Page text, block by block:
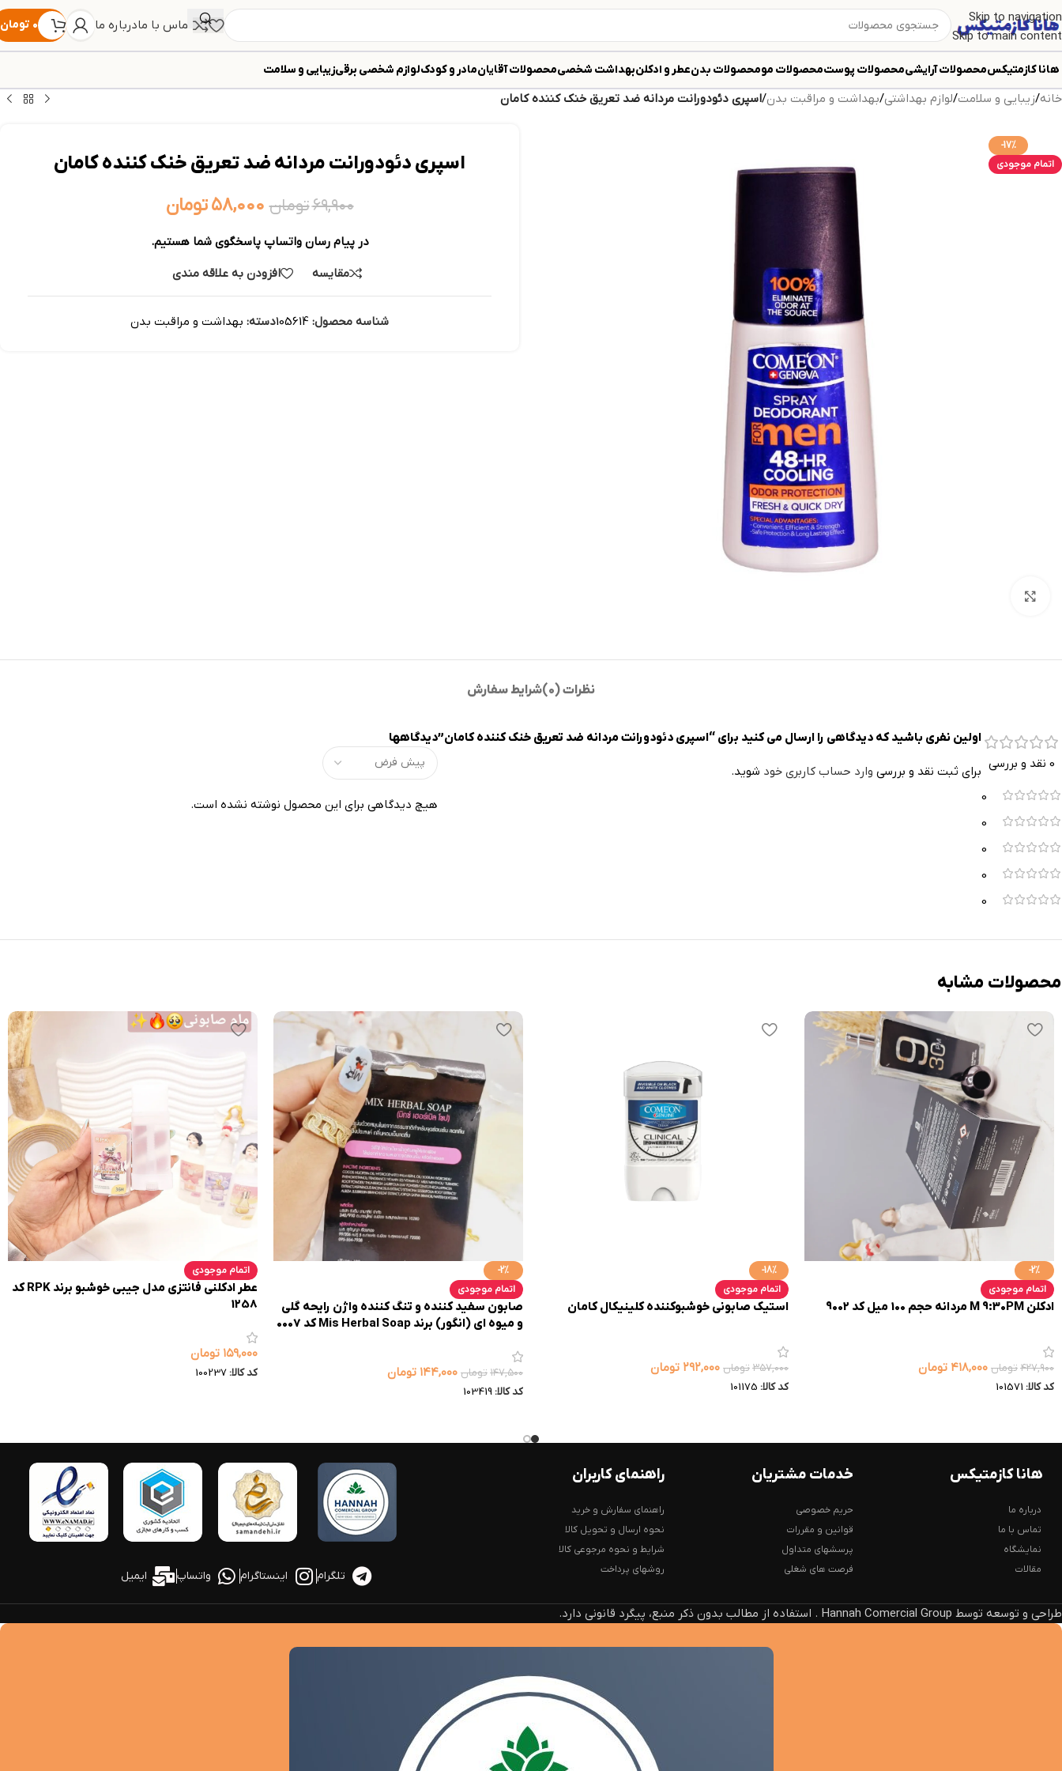
Skip to navigation
Skip to main content
تماس با مادرباره ما ۰ تومان
هانا کازمتیکسمحصولات آرایشیمحصولات پوستمحصولات مومحصولات بدنعطر و ادکلنبهداشت شخصیمحصولات آقایانمادر و کودکلوازم شخصی برقیزیبایی و سلامت
خانه/زیبایی و سلامت/لوازم بهداشتی/بهداشت و مراقبت بدن/اسپری دئودورانت مردانه ضد تعريق خنک کننده کامان
-17%
اتمام موجودی
اسپری دئودورانت مردانه ضد تعريق خنک کننده کامان
۶۹,۹۰۰تومان ۵۸,۰۰۰تومان
در پیام رسان واتساپ پاسخگوی شما هستیم.
مقایسه
افزودن به علاقه مندی
شناسه محصول: 105614دسته: بهداشت و مراقبت بدن
نظرات (0) شرایط سفارش
0 نقد و بررسی
0
0
0
0
0
دیدگاهها
هیچ دیدگاهی برای این محصول نوشته نشده است.
اولین نفری باشید که دیدگاهی را ارسال می کنید برای “اسپری دئودورانت مردانه ضد تعريق خنک کننده کامان”
برای ثبت نقد و بررسی وارد حساب کاربری خود شوید.
محصولات مشابه
-2%
اتمام موجودی
ادکلن M 9:30PM مردانه حجم 100 میل کد 9002
۴۲۷,۹۰۰ تومان ۴۱۸,۰۰۰ تومان
کد کالا: 101571
-18%
اتمام موجودی
استیک صابونی خوشبوکننده کلینیکال کامان
۳۵۷,۰۰۰ تومان ۲۹۲,۰۰۰ تومان
کد کالا: 101175
-2%
اتمام موجودی
صابون سفید کننده و تنگ کننده واژن رایحه گلی
و میوه ای (انگور) برند Mis Herbal Soap کد 0007
۱۴۷,۵۰۰ تومان ۱۴۴,۰۰۰ تومان
کد کالا: 103419
اتمام موجودی
عطر ادکلنی فانتزی مدل جیبی خوشبو برند RPK کد
1258
۱۵۹,۰۰۰ تومان
کد کالا: 100237
هانا کازمتیکس
درباره ما
تماس با ما
نمایشگاه
مقالات
خدمات مشتریان
حریم خصوصی
قوانین و مقررات
پرسشهای متداول
فرصت های شغلی
راهنمای کاربران
راهنمای سفارش و خرید
نحوه ارسال و تحویل کالا
شرایط و نحوه مرجوعی کالا
روشهای پرداخت
تلگرام اینستاگرام واتساپ ایمیل
طراحی و توسعه توسط Hannah Comercial Group . استفاده از مطالب بدون ذکر منبع، پیگرد قانونی دارد.